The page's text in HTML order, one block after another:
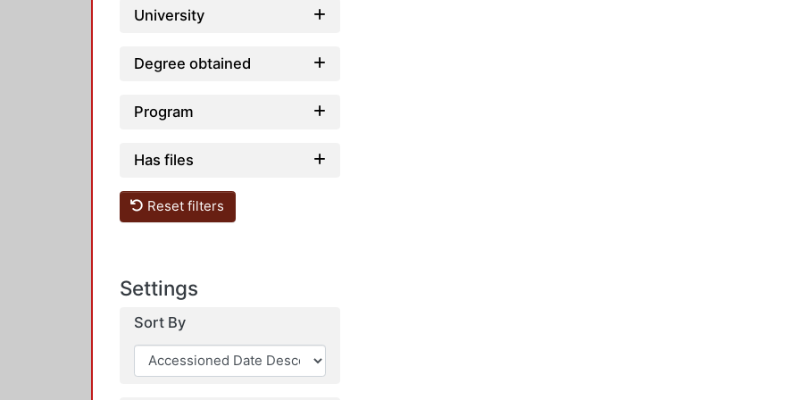
University
Degree obtained
Program
Has files
Reset filters
Settings
Sort By